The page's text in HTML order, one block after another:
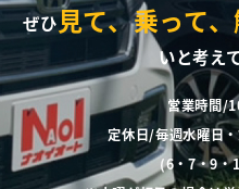
ぜひ見て、乗って
いと考え
営業時間/
定休日/毎週水曜日
(6・7・9・